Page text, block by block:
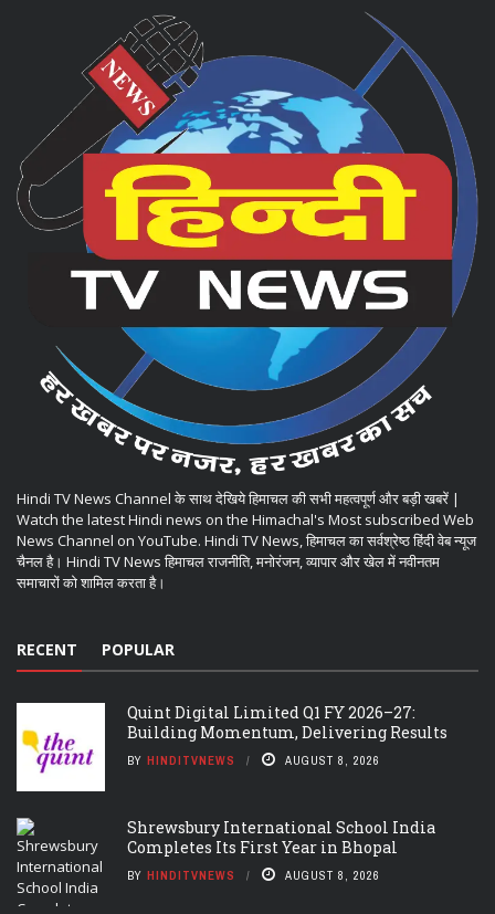
Hindi TV News Channel के साथ देखिये हिमाचल की सभी महत्वपूर्ण और बड़ी खबरें |
Watch the latest Hindi news on the Himachal's Most subscribed Web
News Channel on YouTube. Hindi TV News, हिमाचल का सर्वश्रेष्ठ हिंदी वेब न्यूज
चैनल है। Hindi TV News हिमाचल राजनीति, मनोरंजन, व्यापार और खेल में नवीनतम
समाचारों को शामिल करता है।
RECENT POPULAR
Quint Digital Limited Q1 FY 2026–27:
Building Momentum, Delivering Results
BY HINDITVNEWS AUGUST 8, 2026
Shrewsbury International School India
Completes Its First Year in Bhopal
BY HINDITVNEWS AUGUST 8, 2026